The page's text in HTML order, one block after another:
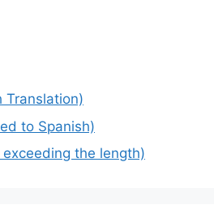
Translation)
to Spanish)
the length)